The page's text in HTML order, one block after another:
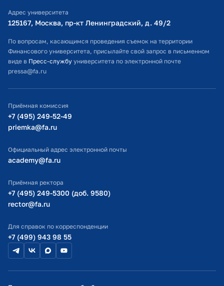
Оплата обучения
Расписание занятий
Студенческий офис
Официальный адрес электронной почты
Министерство просвещения РФ
Министерство науки и высшего образования РФ
Адрес университета
125167, Москва, пр-кт Ленинградский, д. 49/2​
По вопросам, касающимся проведения съемок на территории
Финансового университета, присылайте свой запрос в письменном
виде в Пресс-службу университета по электронной почте
pressa@fa.ru
Приёмная комиссия
+7 (495) 249-52-49
priemka@fa.ru
Официальный адрес электронной почты
academy@fa.ru
Приёмная ректора
+7 (495) 249-5300 (доб. 9580)
rector@fa.ru
Для справок по корреспонденции
+7 (499) 943 98 55